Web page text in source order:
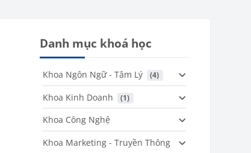
Danh mục khoá học
Khoa Ngôn Ngữ - Tâm Lý (4)
Khoa Kinh Doanh (1)
Khoa Công Nghệ
Khoa Marketing - Truyền Thông